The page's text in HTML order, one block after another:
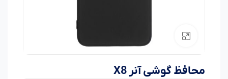
بزرگنمایی تصویر
محافظ گوشی آنر X8